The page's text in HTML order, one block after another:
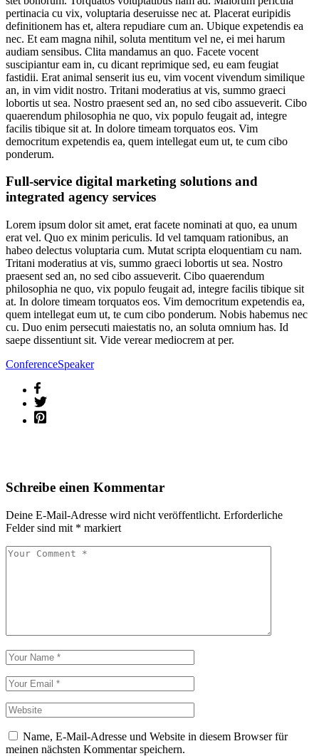
pertinacia cu vix, voluptaria deseruisse nec at. Placerat euripidis
definitionem has et, altera repudiare cum an. Ubique expetendis ea
nec. Et eam magna nihil, soluta mentitum vel ne, ei mei harum
audiam sensibus. Clita mandamus an quo. Facete vocent
suscipiantur eam in, cu dicant reprimique sed, eu eam feugiat
fastidii. Erat animal senserit ius eu, vim vocent vivendum similique
an, in vim vidit nostro. Tritani moderatius at vis, summo graeci
lobortis ut sea. Nostro praesent sed an, no sed cibo assueverit. Cibo
quaerendum philosophia ne quo, vix populo feugait ad, integre
facilis tibique sit at. In dolore timeam torquatos eos. Vim
democritum expetendis ea, quem intellegat eum ut, te cum cibo
ponderum.
Full-service digital marketing solutions and
integrated agency services
Lorem ipsum dolor sit amet, erat facete nominati at quo, ea unum
erat vel. Quo ex minim periculis. Id vel tamquam rationibus, an
habeo delectus voluptaria cum. Mutat scripta eloquentiam cu nam.
Tritani moderatius at vis, summo graeci lobortis ut sea. Nostro
praesent sed an, no sed cibo assueverit. Cibo quaerendum
philosophia ne quo, vix populo feugait ad, integre facilis tibique sit
at. In dolore timeam torquatos eos. Vim democritum expetendis ea,
quem intellegat eum ut, te cum cibo ponderum. Nobis habemus nec
cu. Duo enim persecuti maiestatis no, an soluta omnium has. Id
saepe dissentiunt sit. Vide verear mediocrem at per.
ConferenceSpeaker
Schreibe einen Kommentar
Deine E-Mail-Adresse wird nicht veröffentlicht. Erforderliche
Felder sind mit * markiert
Name, E-Mail-Adresse und Website in diesem Browser für
meinen nächsten Kommentar speichern.